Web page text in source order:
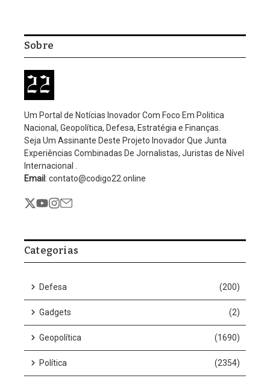
Sobre
Um Portal de Notícias Inovador Com Foco Em Politica
Nacional, Geopolítica, Defesa, Estratégia e Finanças.
Seja Um Assinante Deste Projeto Inovador Que Junta
Experiências Combinadas De Jornalistas, Juristas de Nível
Internacional .
Email : contato@codigo22.online
Categorias
Defesa (200)
Gadgets (2)
Geopolítica (1690)
Política (2354)